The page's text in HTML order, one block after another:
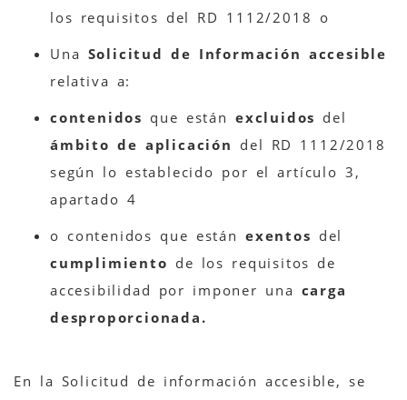
los requisitos del RD 1112/2018 o
Una Solicitud de Información accesible
relativa a:
contenidos que están excluidos del
ámbito de aplicación del RD 1112/2018
según lo establecido por el artículo 3,
apartado 4
o contenidos que están exentos del
cumplimiento de los requisitos de
accesibilidad por imponer una carga
desproporcionada.
En la Solicitud de información accesible, se